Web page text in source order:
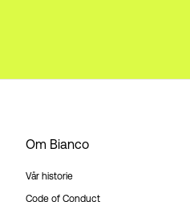
Om Bianco
Vår historie
Code of Conduct